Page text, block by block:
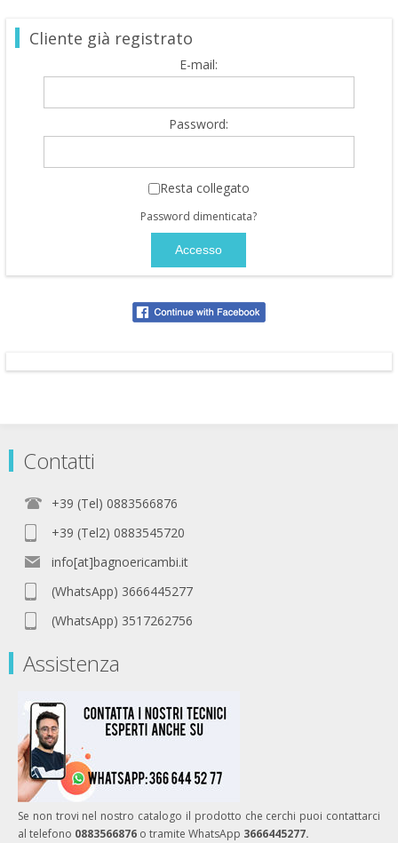
Cliente già registrato
E-mail:
Password:
Resta collegato
Password dimenticata?
Contatti
+39 (Tel) 0883566876
+39 (Tel2) 0883545720
info[at]bagnoericambi.it
(WhatsApp) 3666445277
(WhatsApp) 3517262756
Assistenza
Se non trovi nel nostro catalogo il prodotto che cerchi puoi contattarci
al telefono 0883566876 o tramite WhatsApp 3666445277.